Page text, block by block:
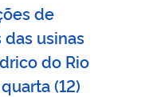
de
usinas
do Rio
(12)